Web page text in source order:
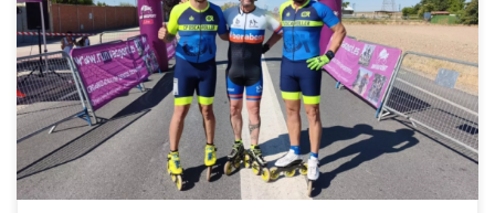
El club Oscense mejora los tiempos del año anterior en categoría
Máster. Este pasado domingo el club Osca Roller de patinaje de
velocidad se desplazo hasta tierras Vallisoletanas, para disputar la
segunda edición de la Roller Race Villa de Olmedo, como ya hicieron
el año anterior para estás fechas, el […]